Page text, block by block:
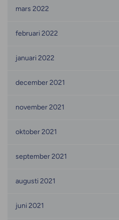
mars 2022
februari 2022
januari 2022
december 2021
november 2021
oktober 2021
september 2021
augusti 2021
juni 2021